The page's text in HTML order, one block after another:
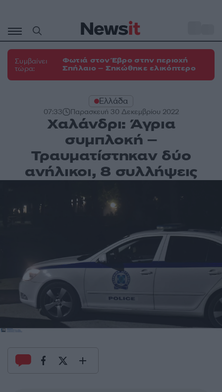
περιεχόμενο
Συμβαίνει
τώρα:
Φωτιά στον Έβρο στην περιοχή
Σπήλαιο – Σηκώθηκε ελικόπτερο
Ελλάδα
07:33 Παρασκευή 30 Δεκεμβρίου 2022
Χαλάνδρι: Άγρια
συμπλοκή –
Τραυματίστηκαν δύο
ανήλικοι, 8 συλλήψεις